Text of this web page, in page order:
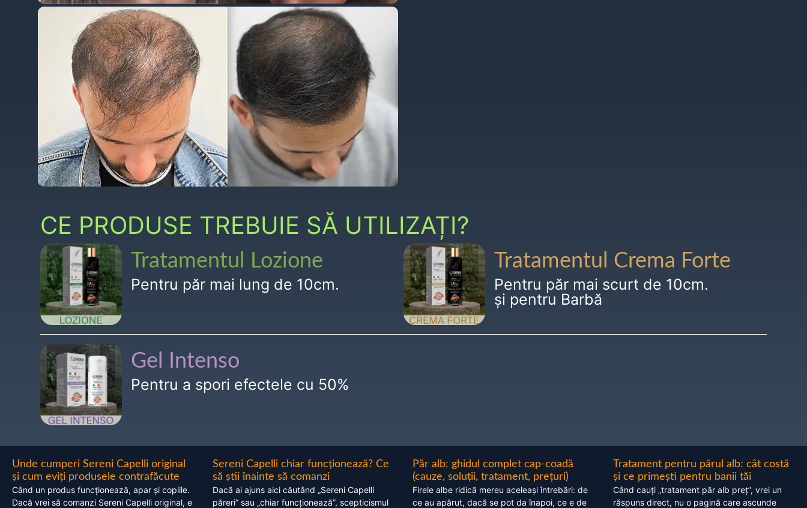
CE PRODUSE TREBUIE SĂ UTILIZAȚI?
Tratamentul Lozione
Pentru păr mai lung de 10cm.
Tratamentul Crema Forte
Pentru păr mai scurt de 10cm.
și pentru Barbă
Gel Intenso
Pentru a spori efectele cu 50%
Unde cumperi Sereni Capelli original
și cum eviți produsele contrafăcute
Când un produs funcționează, apar și copiile.
Dacă vrei să comanzi Sereni Capelli original, e
Sereni Capelli chiar funcționează? Ce
să știi înainte să comanzi
Dacă ai ajuns aici căutând „Sereni Capelli
păreri” sau „chiar funcționează”, scepticismul
Păr alb: ghidul complet cap-coadă
(cauze, soluții, tratament, prețuri)
Firele albe ridică mereu aceleași întrebări: de
ce au apărut, dacă se pot da înapoi, ce e de
Tratament pentru părul alb: cât costă
și ce primești pentru banii tăi
Când cauți „tratament păr alb preț”, vrei un
răspuns direct, nu o pagină care ascunde